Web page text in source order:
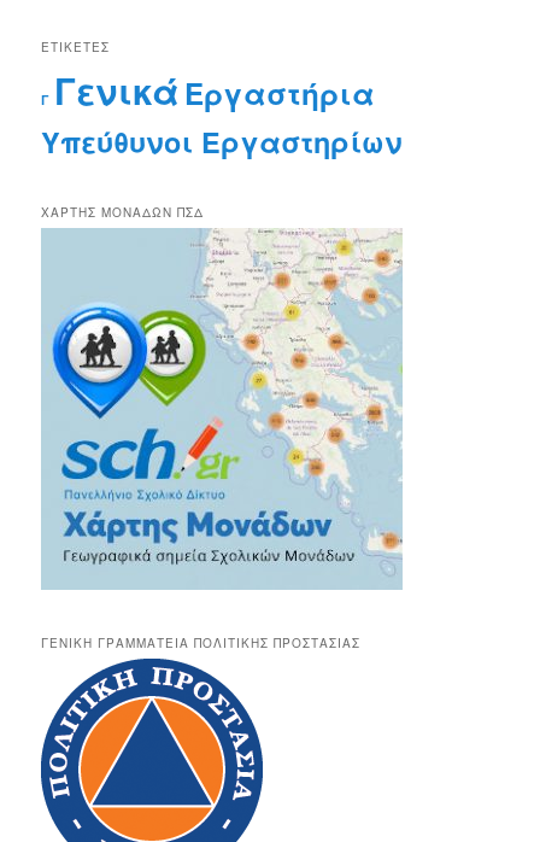
ΕΤΙΚΈΤΕΣ
Γ Γενικά Εργαστήρια
Υπεύθυνοι Εργαστηρίων
ΧΆΡΤΗΣ ΜΟΝΆΔΩΝ ΠΣΔ
ΓΕΝΙΚΉ ΓΡΑΜΜΑΤΕΊΑ ΠΟΛΙΤΙΚΉΣ ΠΡΟΣΤΑΣΊΑΣ